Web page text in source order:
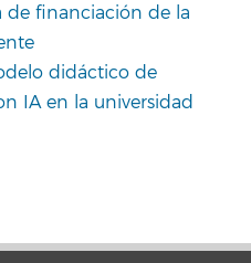
de financiación de la
didáctico de
IA en la universidad